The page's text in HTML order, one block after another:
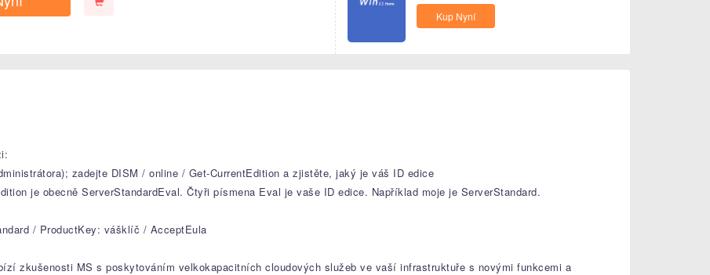
Kup Nyní
zadejte DISM / online / Get-CurrentEdition a zjistěte, jaký je váš ID edice
je obecně ServerStandardEval. Čtyři písmena Eval je vaše ID edice. Například moje je ServerStandard.
/ ProductKey: vášklíč / AcceptEula
zkušenosti MS s poskytováním velkokapacitních cloudových služeb ve vaší infrastruktuře s novými funkcemi a